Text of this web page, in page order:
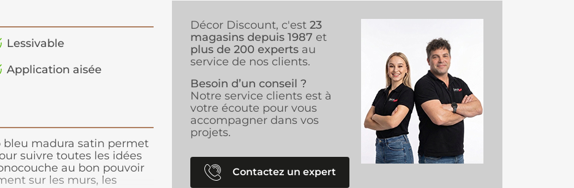
Lessivable
Application aisée
bleu madura satin permet
suivre toutes les idées
au bon pouvoir
sur les murs, les
Décor Discount, c'est 23
magasins depuis 1987 et
plus de 200 experts au
service de nos clients.
Besoin d’un conseil ?
Notre service clients est à
votre écoute pour vous
accompagner dans vos
projets.
Contactez un expert